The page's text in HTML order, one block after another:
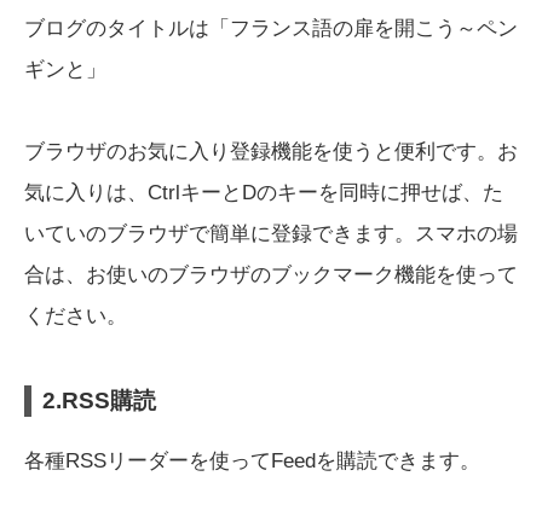
ブログのタイトルは「フランス語の扉を開こう～ペン
ギンと」
ブラウザのお気に入り登録機能を使うと便利です。お
気に入りは、CtrlキーとDのキーを同時に押せば、た
いていのブラウザで簡単に登録できます。スマホの場
合は、お使いのブラウザのブックマーク機能を使って
ください。
2.RSS購読
各種RSSリーダーを使ってFeedを購読できます。